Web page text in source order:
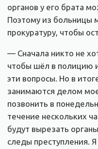
органов у его брата
Поэтому из больницы
прокуратуру, чтобы
— Сначала никто не
чтобы шёл в полицию
эти вопросы. Но в
занимаются делом
позвонить в
течение нескольких
будут вырезать
следы преступления.